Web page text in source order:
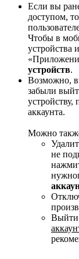
Если вы
доступом,
Чтобы в
устройства
устройств.
Возможно,
забыли
устройству,
аккаунта.
Можно
не
Выйти